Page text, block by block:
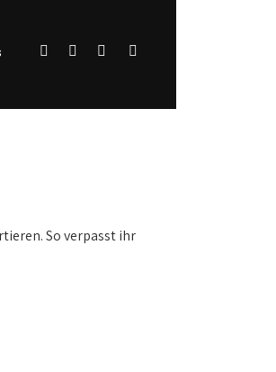
So verpasst ihr